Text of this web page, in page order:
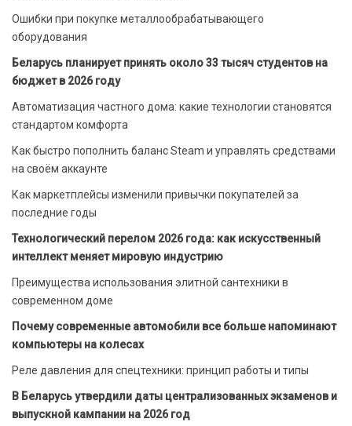
Ошибки при покупке металлообрабатывающего
оборудования
Беларусь планирует принять около 33 тысяч студентов на
бюджет в 2026 году
Автоматизация частного дома: какие технологии становятся
стандартом комфорта
Как быстро пополнить баланс Steam и управлять средствами
на своём аккаунте
Как маркетплейсы изменили привычки покупателей за
последние годы
Технологический перелом 2026 года: как искусственный
интеллект меняет мировую индустрию
Преимущества использования элитной сантехники в
современном доме
Почему современные автомобили все больше напоминают
компьютеры на колесах
Реле давления для спецтехники: принцип работы и типы
В Беларусь утвердили даты централизованных экзаменов и
выпускной кампании на 2026 год